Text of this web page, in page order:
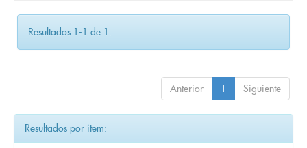
Resultados 1-1 de 1.
Anterior 1 Siguiente
Resultados por ítem: